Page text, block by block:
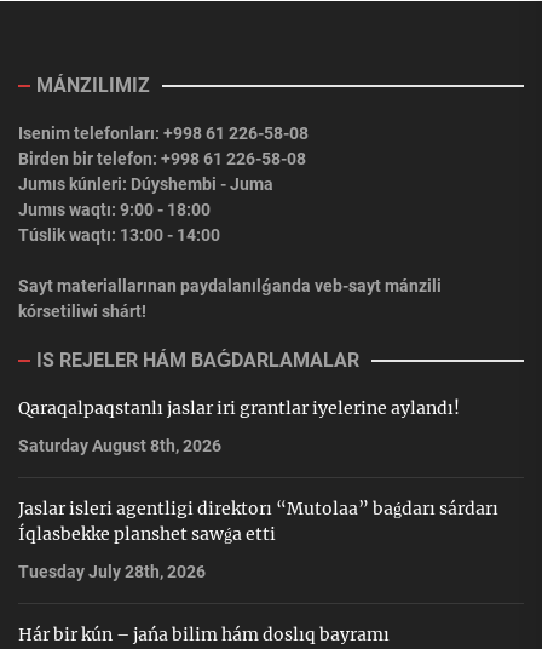
MÁNZILIMIZ
Isenim telefonları: +998 61 226-58-08
Birden bir telefon: +998 61 226-58-08
Jumıs kúnleri: Dúyshembi - Juma
Jumıs waqtı: 9:00 - 18:00
Túslik waqtı: 13:00 - 14:00
Sayt materiallarınan paydalanılǵanda veb-sayt mánzili
kórsetiliwi shárt!
IS REJELER HÁM BAǴDARLAMALAR
Qaraqalpaqstanlı jaslar iri grantlar iyelerine aylandı!
Saturday August 8th, 2026
Jaslar isleri agentligi direktorı “Mutolaa” baǵdarı sárdarı
Íqlasbekke planshet sawǵa etti
Tuesday July 28th, 2026
Hár bir kún – jańa bilim hám doslıq bayramı